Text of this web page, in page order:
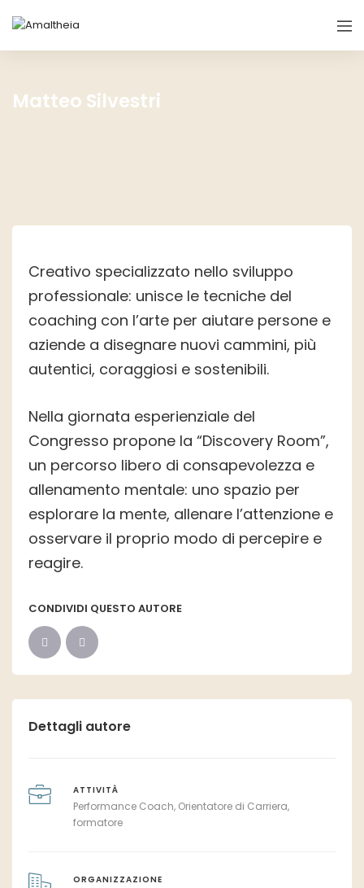
Matteo Silvestri
Creativo specializzato nello sviluppo
professionale: unisce le tecniche del
coaching con l’arte per aiutare persone e
aziende a disegnare nuovi cammini, più
autentici, coraggiosi e sostenibili.
Nella giornata esperienziale del
Congresso propone la “Discovery Room”,
un percorso libero di consapevolezza e
allenamento mentale: uno spazio per
esplorare la mente, allenare l’attenzione e
osservare il proprio modo di percepire e
reagire.
CONDIVIDI QUESTO AUTORE
Dettagli autore
ATTIVITÀ
Performance Coach, Orientatore di Carriera,
formatore
ORGANIZZAZIONE